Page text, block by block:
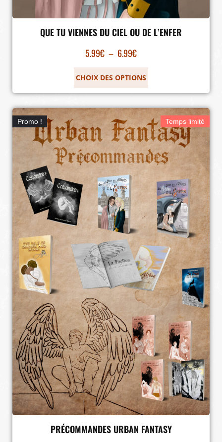
QUE TU VIENNES DU CIEL OU DE L’ENFER
5.99€ – 6.99€
CHOIX DES OPTIONS
Promo ! Temps limité
PRÉCOMMANDES URBAN FANTASY